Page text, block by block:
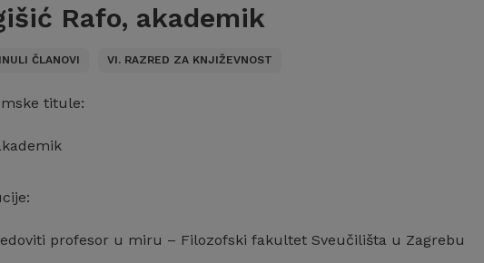
Rafo, akademik
ČLANOVI VI. RAZRED ZA KNJIŽEVNOST
titule:
profesor u miru – Filozofski fakultet Sveučilišta u Zagrebu